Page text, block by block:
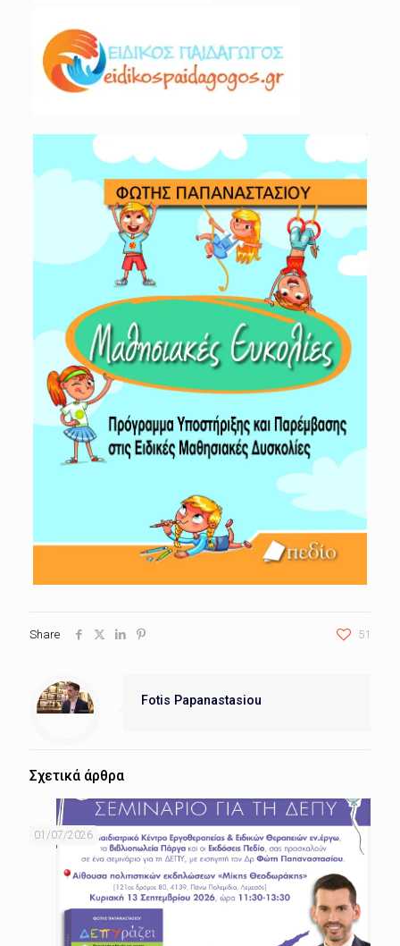
Share 51
Fotis Papanastasiou
Σχετικά άρθρα
01/07/2026